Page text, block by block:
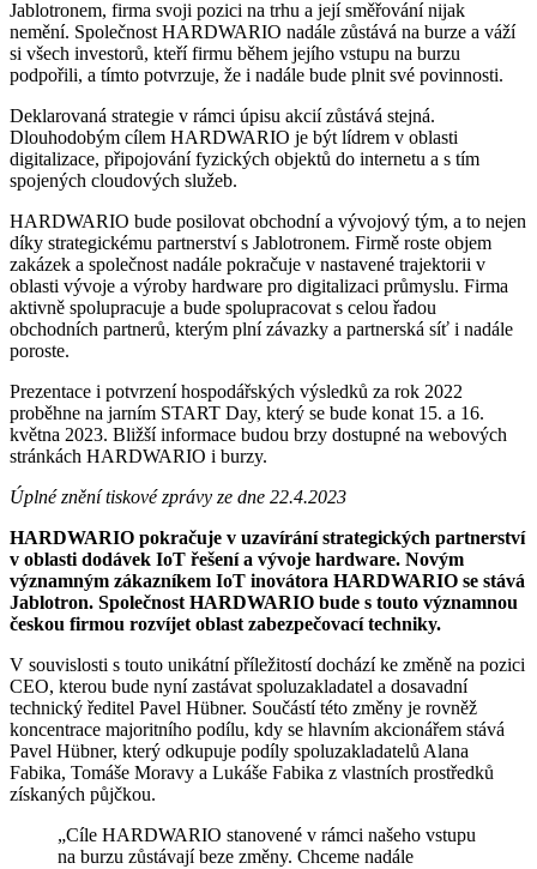
Jablotronem, firma svoji pozici na trhu a její směřování nijak
nemění. Společnost HARDWARIO nadále zůstává na burze a váží
si všech investorů, kteří firmu během jejího vstupu na burzu
podpořili, a tímto potvrzuje, že i nadále bude plnit své povinnosti.
Deklarovaná strategie v rámci úpisu akcií zůstává stejná.
Dlouhodobým cílem HARDWARIO je být lídrem v oblasti
digitalizace, připojování fyzických objektů do internetu a s tím
spojených cloudových služeb.
HARDWARIO bude posilovat obchodní a vývojový tým, a to nejen
díky strategickému partnerství s Jablotronem. Firmě roste objem
zakázek a společnost nadále pokračuje v nastavené trajektorii v
oblasti vývoje a výroby hardware pro digitalizaci průmyslu. Firma
aktivně spolupracuje a bude spolupracovat s celou řadou
obchodních partnerů, kterým plní závazky a partnerská síť i nadále
poroste.
Prezentace i potvrzení hospodářských výsledků za rok 2022
proběhne na jarním START Day, který se bude konat 15. a 16.
května 2023. Bližší informace budou brzy dostupné na webových
stránkách HARDWARIO i burzy.
Úplné znění tiskové zprávy ze dne 22.4.2023
HARDWARIO pokračuje v uzavírání strategických partnerství
v oblasti dodávek IoT řešení a vývoje hardware. Novým
významným zákazníkem IoT inovátora HARDWARIO se stává
Jablotron. Společnost HARDWARIO bude s touto významnou
českou firmou rozvíjet oblast zabezpečovací techniky.
V souvislosti s touto unikátní příležitostí dochází ke změně na pozici
CEO, kterou bude nyní zastávat spoluzakladatel a dosavadní
technický ředitel Pavel Hübner. Součástí této změny je rovněž
koncentrace majoritního podílu, kdy se hlavním akcionářem stává
Pavel Hübner, který odkupuje podíly spoluzakladatelů Alana
Fabika, Tomáše Moravy a Lukáše Fabika z vlastních prostředků
získaných půjčkou.
„Cíle HARDWARIO stanovené v rámci našeho vstupu
na burzu zůstávají beze změny. Chceme nadále